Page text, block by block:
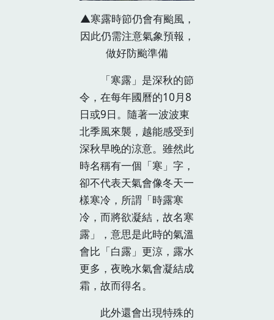
▲寒露時節仍會有颱風，
因此仍需注意氣象預報，
做好防颱準備
「寒露」是深秋的節
令，在每年國曆的10月8
日或9日。隨著一波波東
北季風來襲，越能感受到
深秋早晚的涼意。雖然此
時名稱有一個「寒」字，
卻不代表天氣會像冬天一
樣寒冷，所謂「時露寒
冷，而將欲凝結，故名寒
露」，意思是此時的氣溫
會比「白露」更涼，露水
更多，夜晚水氣會凝結成
霜，故而得名。
此外還會出現特殊的